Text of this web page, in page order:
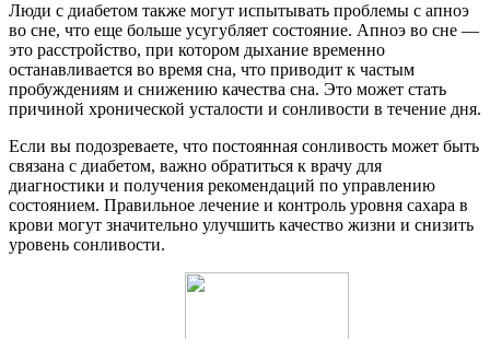
Люди с диабетом также могут испытывать проблемы с апноэ
во сне, что еще больше усугубляет состояние. Апноэ во сне —
это расстройство, при котором дыхание временно
останавливается во время сна, что приводит к частым
пробуждениям и снижению качества сна. Это может стать
причиной хронической усталости и сонливости в течение дня.
Если вы подозреваете, что постоянная сонливость может быть
связана с диабетом, важно обратиться к врачу для
диагностики и получения рекомендаций по управлению
состоянием. Правильное лечение и контроль уровня сахара в
крови могут значительно улучшить качество жизни и снизить
уровень сонливости.